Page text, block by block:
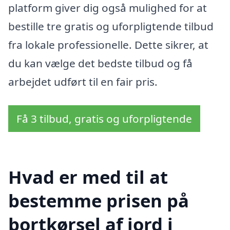
platform giver dig også mulighed for at
bestille tre gratis og uforpligtende tilbud
fra lokale professionelle. Dette sikrer, at
du kan vælge det bedste tilbud og få
arbejdet udført til en fair pris.
Få 3 tilbud, gratis og uforpligtende
Hvad er med til at
bestemme prisen på
bortkørsel af jord i